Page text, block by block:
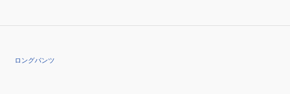
ロングパンツ